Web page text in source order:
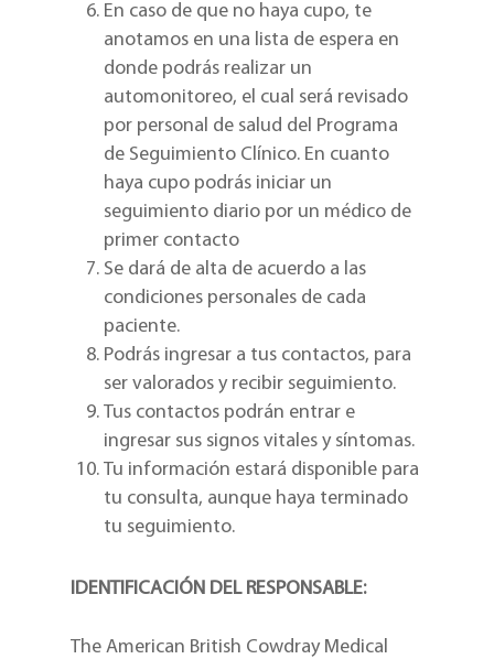
En caso de que no haya cupo, te
anotamos en una lista de espera en
donde podrás realizar un
automonitoreo, el cual será revisado
por personal de salud del Programa
de Seguimiento Clínico. En cuanto
haya cupo podrás iniciar un
seguimiento diario por un médico de
primer contacto
Se dará de alta de acuerdo a las
condiciones personales de cada
paciente.
Podrás ingresar a tus contactos, para
ser valorados y recibir seguimiento.
Tus contactos podrán entrar e
ingresar sus signos vitales y síntomas.
Tu información estará disponible para
tu consulta, aunque haya terminado
tu seguimiento.
IDENTIFICACIÓN DEL RESPONSABLE:
The American British Cowdray Medical